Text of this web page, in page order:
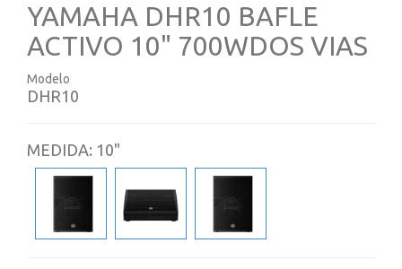
YAMAHA DHR10 BAFLE
ACTIVO 10" 700WDOS VIAS
Modelo
DHR10
MEDIDA: 10"